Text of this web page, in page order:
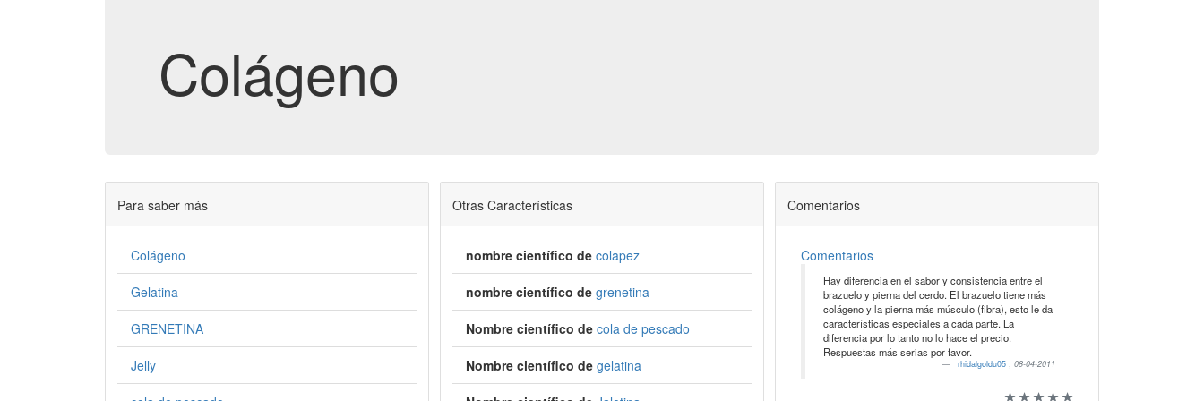
Colágeno
Para saber más
Colágeno
Gelatina
GRENETINA
Jelly
Otras Características
nombre científico de colapez
nombre científico de grenetina
Nombre científico de cola de pescado
Nombre científico de gelatina
Comentarios
Comentarios
Hay diferencia en el sabor y consistencia entre el
brazuelo y pierna del cerdo. El brazuelo tiene más
colágeno y la pierna más músculo (fibra), esto le da
características especiales a cada parte. La
diferencia por lo tanto no lo hace el precio.
Respuestas más serias por favor.
rhidalgoldu05,08-04-2011